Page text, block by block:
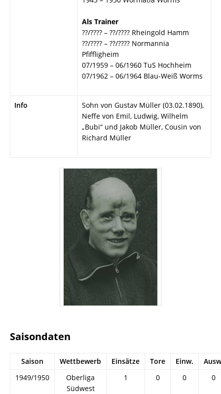
Als Trainer
??/???? – ??/???? Rheingold Hamm
??/???? – ??/???? Normannia
Pfiffligheim
07/1959 – 06/1960 TuS Hochheim
07/1962 – 06/1964 Blau-Weiß Worms
Info
Sohn von Gustav Müller (03.02.1890),
Neffe von Emil, Ludwig, Wilhelm
„Bubi“ und Jakob Müller, Cousin von
Richard Müller
Saisondaten
Saison Wettbewerb Einsätze Tore Einw.
1949/1950
Oberliga
Südwest
1 0 0 0